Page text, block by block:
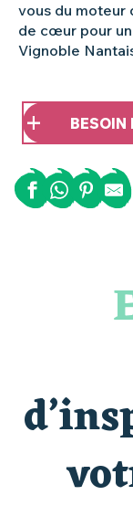
vous du moteur
de cœur pour
Vignoble
BESOIN
Cabane de la
Chambres
Gîtes Le Moulin
Nuit en
Gîte Yvonne -
Domaine des
Gîte "Il était
Gîte l'Éperon 2
Le Logis du
Les Villas du
Cabane des